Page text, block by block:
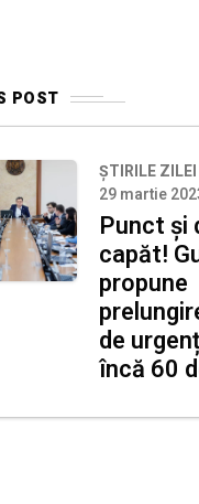
POST
ȘTIRILE ZILEI
29 martie
Punct și
capăt!
propune
de
încă 60